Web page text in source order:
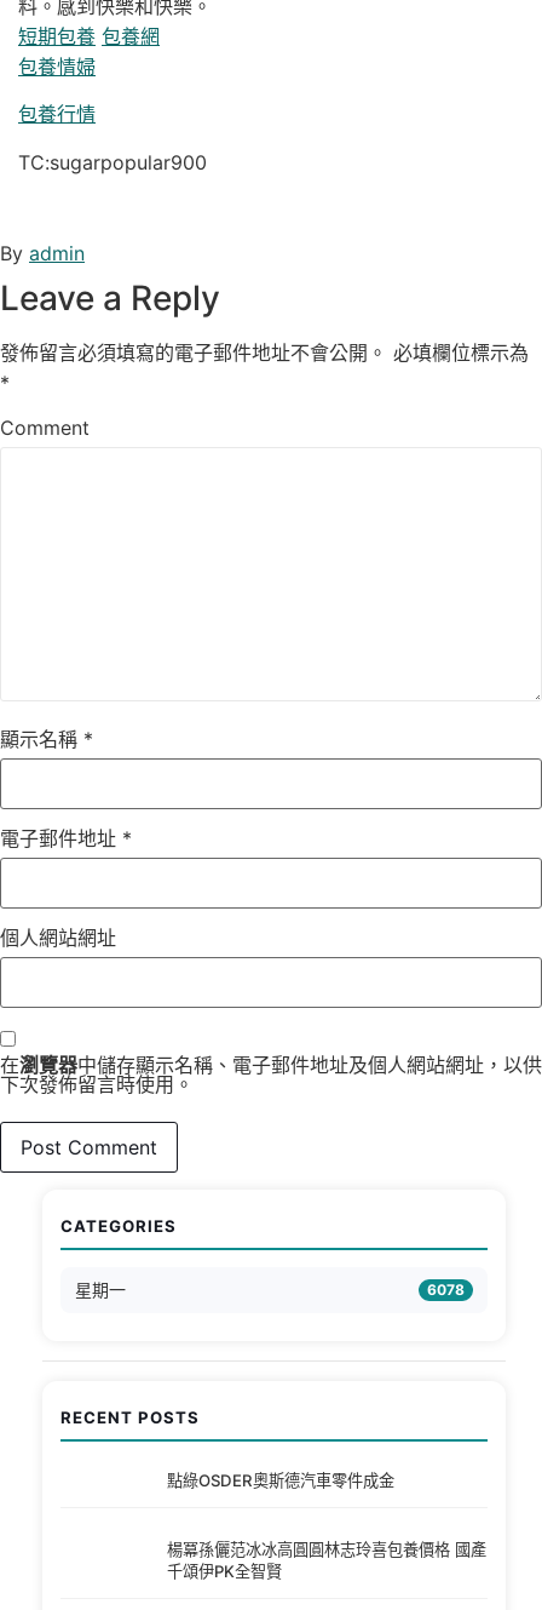
料。感到快樂和快樂。
短期包養 包養網
包養情婦
包養行情
TC:sugarpopular900
By admin
Leave a Reply
發佈留言必須填寫的電子郵件地址不會公開。 必填欄位標示為
*
Comment
顯示名稱 *
電子郵件地址 *
個人網站網址
在瀏覽器中儲存顯示名稱、電子郵件地址及個人網站網址，以供
下次發佈留言時使用。
CATEGORIES
星期一 6078
RECENT POSTS
點綠OSDER奧斯德汽車零件成金
楊冪孫儷范冰冰高圓圓林志玲喜包養價格 國產
千頌伊PK全智賢